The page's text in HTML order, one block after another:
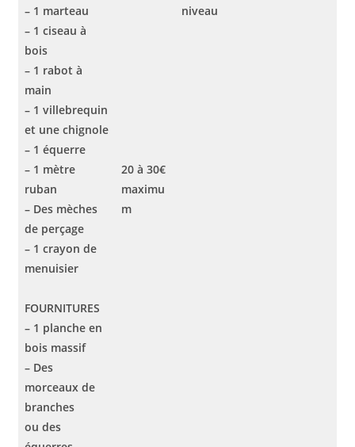
– 1 marteau
– 1 ciseau à
bois
– 1 rabot à
main
– 1 villebrequin
et une chignole
– 1 équerre
– 1 mètre
ruban
– Des mèches
de perçage
– 1 crayon de
menuisier
FOURNITURES
– 1 planche en
bois massif
– Des
morceaux de
branches
ou des
20 à 30€
maximu
m
niveau